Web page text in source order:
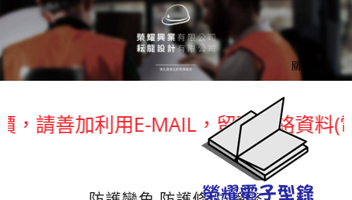
請善加利用E-MAIL，留下聯絡資料(
關閉 [X]